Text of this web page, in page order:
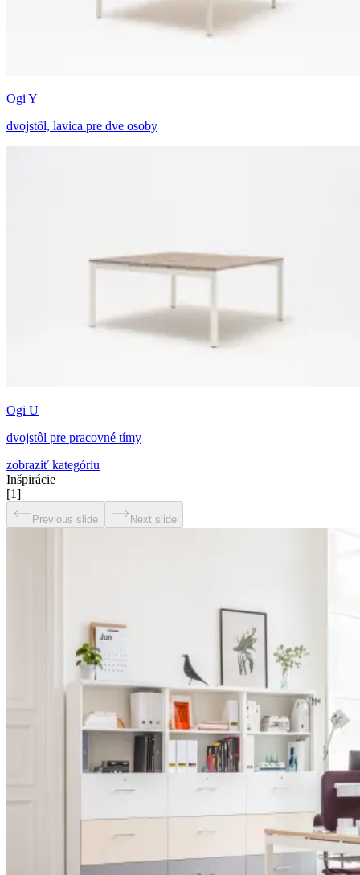
Ogi Y
dvojstôl, lavica pre dve osoby
Ogi U
dvojstôl pre pracovné tímy
zobraziť kategóriu
Inšpirácie
[1]
Previous slide Next slide